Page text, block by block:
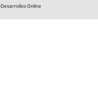
Desarrollos Online